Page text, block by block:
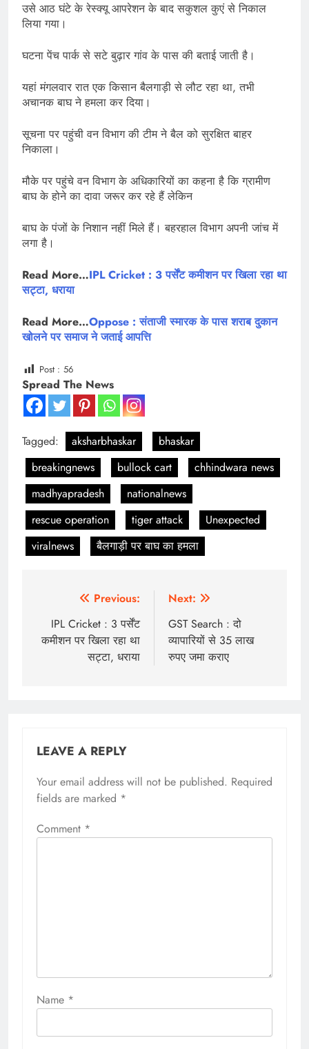
उसे आठ घंटे के रेस्क्यू आपरेशन के बाद सकुशल कुएं से निकाल
लिया गया।
घटना पेंच पार्क से सटे बुढ़ार गांव के पास की बताई जाती है।
यहां मंगलवार रात एक किसान बैलगाड़ी से लौट रहा था, तभी
अचानक बाघ ने हमला कर दिया।
सूचना पर पहुंची वन विभाग की टीम ने बैल को सुरक्षित बाहर
निकाला।
मौके पर पहुंचे वन विभाग के अधिकारियों का कहना है कि ग्रामीण
बाघ के होने का दावा जरूर कर रहे हैं लेकिन
बाघ के पंजों के निशान नहीं मिले हैं। बहरहाल विभाग अपनी जांच में
लगा है।
Read More…IPL Cricket : 3 पर्सेंट कमीशन पर खिला रहा था
सट्टा, धराया
Read More…Oppose : संताजी स्मारक के पास शराब दुकान
खोलने पर समाज ने जताई आपत्ति
Post : 56
Spread The News
Tagged: aksharbhaskar
bhaskar
breakingnews
bullock cart
chhindwara news
madhyapradesh
nationalnews
rescue operation
tiger attack
Unexpected
viralnews
बैलगाड़ी पर बाघ का हमला
navigation
Previous:
IPL Cricket : 3 पर्सेंट
कमीशन पर खिला रहा था
सट्टा, धराया
Next:
GST Search : दो
व्यापारियों से 35 लाख
रुपए जमा कराए
LEAVE A REPLY
Your email address will not be published. Required
fields are marked *
Comment *
Name *